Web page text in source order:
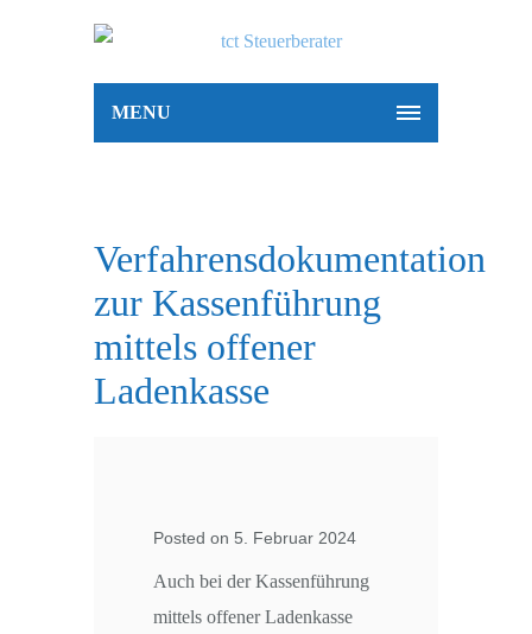
MENU
Verfahrensdokumentation
zur Kassenführung
mittels offener
Ladenkasse
Posted on 5. Februar 2024
Auch bei der Kassenführung
mittels offener Ladenkasse